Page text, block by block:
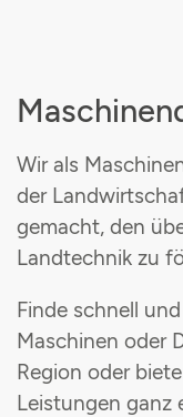
Wir als
der
gemacht, den
Landtechnik zu
Finde schnell
Maschinen oder
Region oder
Leistungen ganz
MR-Portal
Düngeberatung
Elektroprüfung
Einkaufsvorteile